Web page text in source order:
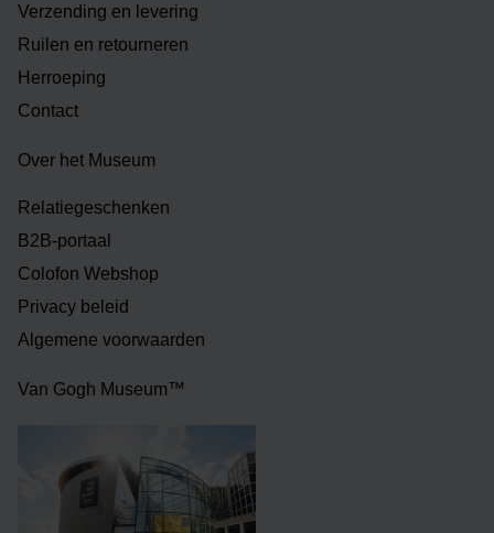
Verzending en levering
Ruilen en retourneren
Herroeping
Contact
Over het Museum
Relatiegeschenken
B2B-portaal
Colofon Webshop
Privacy beleid
Algemene voorwaarden
Van Gogh Museum™